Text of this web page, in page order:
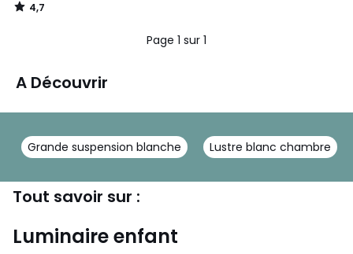
4,7
/
Page 1 sur 1
A Découvrir
Grande suspension blanche Lustre blanc chambre
Tout savoir sur :
Luminaire enfant